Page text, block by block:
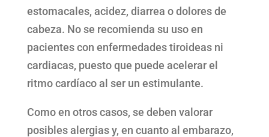
estomacales, acidez, diarrea o dolores de
cabeza. No se recomienda su uso en
pacientes con enfermedades tiroideas ni
cardiacas, puesto que puede acelerar el
ritmo cardíaco al ser un estimulante.
Como en otros casos, se deben valorar
posibles alergias y, en cuanto al embarazo,